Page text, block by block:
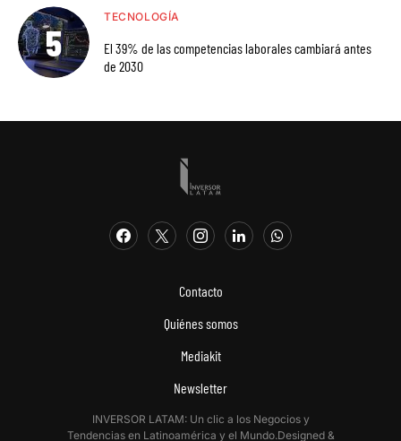
TECNOLOGÍA
El 39% de las competencias laborales cambiará antes
de 2030
Contacto
Quiénes somos
Mediakit
Newsletter
INVERSOR LATAM: Un clic a los Negocios y
Tendencias en Latinoamérica y el Mundo.Designed &